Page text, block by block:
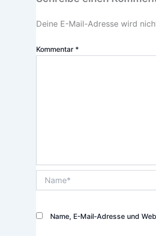
Deine E-Mail-Adresse wird
Kommentar *
Name, E-Mail-Adresse und